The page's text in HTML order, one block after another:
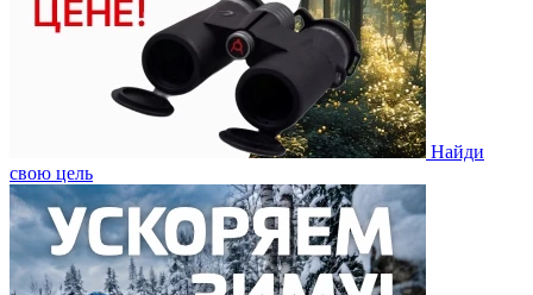
Найди
свою цель